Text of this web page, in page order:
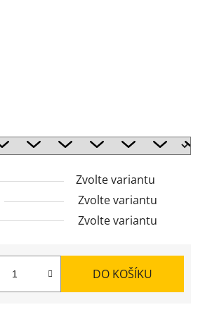
Zvolte variantu
Zvolte variantu
Zvolte variantu
DO KOŠÍKU